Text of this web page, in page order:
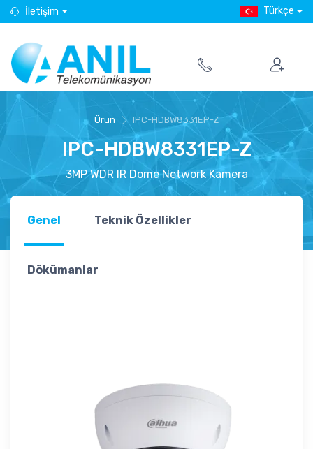
İletişim Türkçe
Ürün IPC-HDBW8331EP-Z
IPC-HDBW8331EP-Z
3MP WDR IR Dome Network Kamera
Genel Teknik Özellikler
Dökümanlar